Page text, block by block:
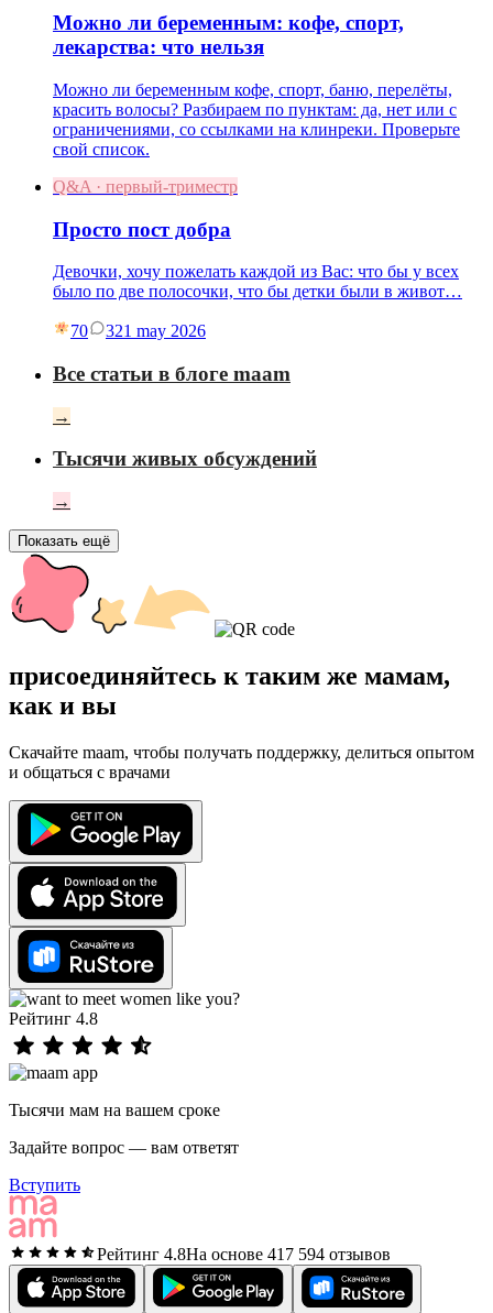
Можно ли беременным: кофе, спорт,
лекарства: что нельзя
Можно ли беременным кофе, спорт, баню, перелёты,
красить волосы? Разбираем по пунктам: да, нет или с
ограничениями, со ссылками на клинреки. Проверьте
свой список.
Q&A · первый-триместр
Просто пост добра
Девочки, хочу пожелать каждой из Вас: что бы у всех
было по две полосочки, что бы детки были в живот…
70 321 may 2026
Все статьи в блоге maam
→
Тысячи живых обсуждений
→
Показать ещё
присоединяйтесь к таким же мамам,
как и вы
Скачайте maam, чтобы получать поддержку, делиться опытом
и общаться с врачами
Рейтинг 4.8
Тысячи мам на вашем сроке
Задайте вопрос — вам ответят
Вступить
Рейтинг 4.8На основе 417 594 отзывов